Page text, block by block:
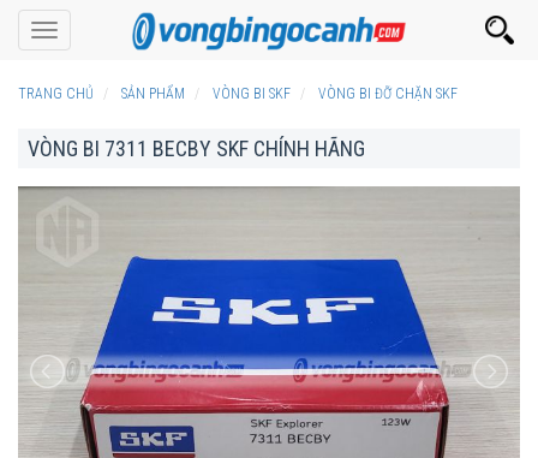
Toggle
navigation
TRANG CHỦ SẢN PHẨM VÒNG BI SKF VÒNG BI ĐỠ CHẶN SKF
VÒNG BI 7311 BECBY SKF CHÍNH HÃNG